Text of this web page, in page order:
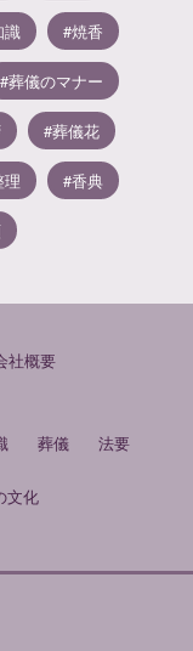
識 焼香
葬儀のマナー
葬儀花
理 香典
社概要
葬儀 法要
文化